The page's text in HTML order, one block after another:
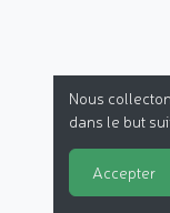
Nous
dans le but
Accepter